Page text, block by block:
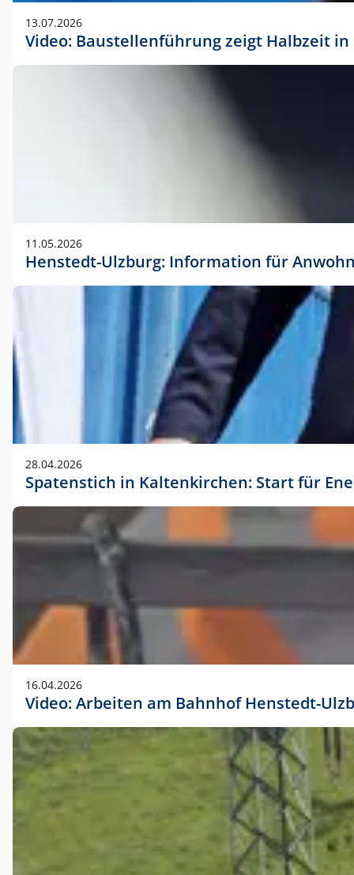
13.07.2026
Video: Baustellenführung zeigt Halbzeit
11.05.2026
Henstedt-Ulzburg: Information für
28.04.2026
Spatenstich in Kaltenkirchen: Start für
16.04.2026
Video: Arbeiten am Bahnhof Henstedt-